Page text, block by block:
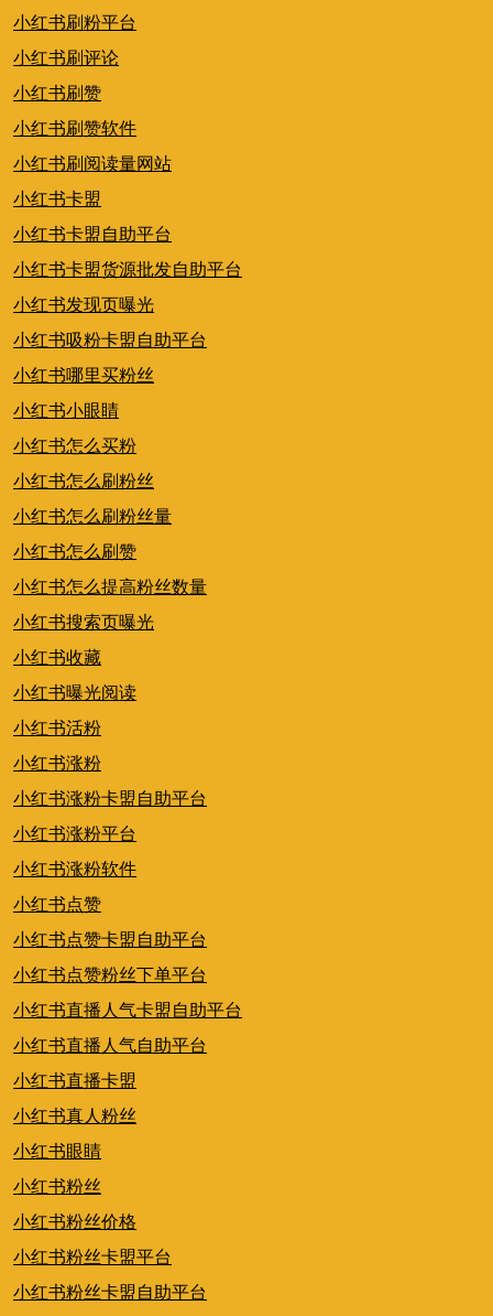
小红书刷粉平台
小红书刷评论
小红书刷赞
小红书刷赞软件
小红书刷阅读量网站
小红书卡盟
小红书卡盟自助平台
小红书卡盟货源批发自助平台
小红书发现页曝光
小红书吸粉卡盟自助平台
小红书哪里买粉丝
小红书小眼睛
小红书怎么买粉
小红书怎么刷粉丝
小红书怎么刷粉丝量
小红书怎么刷赞
小红书怎么提高粉丝数量
小红书搜索页曝光
小红书收藏
小红书曝光阅读
小红书活粉
小红书涨粉
小红书涨粉卡盟自助平台
小红书涨粉平台
小红书涨粉软件
小红书点赞
小红书点赞卡盟自助平台
小红书点赞粉丝下单平台
小红书直播人气卡盟自助平台
小红书直播人气自助平台
小红书直播卡盟
小红书真人粉丝
小红书眼睛
小红书粉丝
小红书粉丝价格
小红书粉丝卡盟平台
小红书粉丝卡盟自助平台